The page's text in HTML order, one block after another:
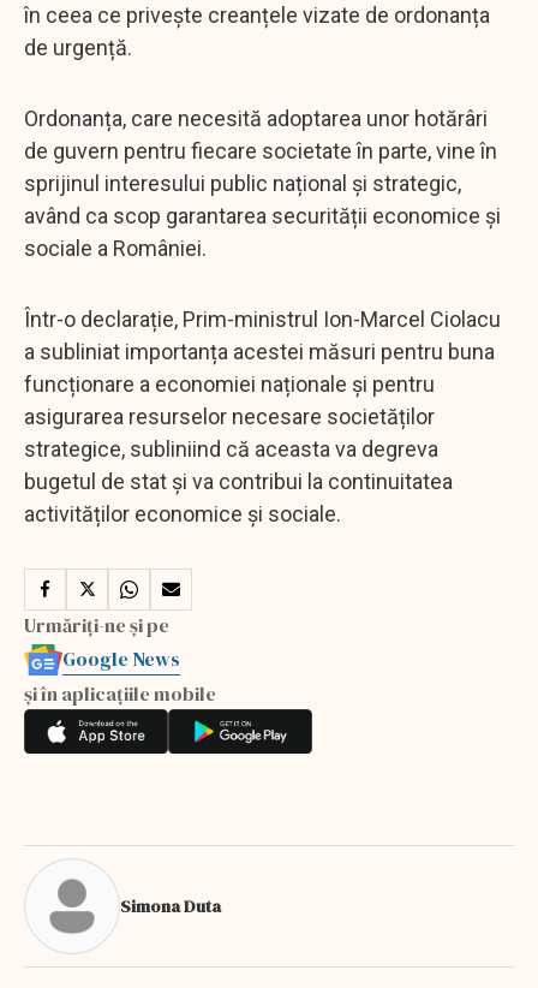
în ceea ce privește creanțele vizate de ordonanța
de urgență.
Ordonanța, care necesită adoptarea unor hotărâri
de guvern pentru fiecare societate în parte, vine în
sprijinul interesului public național și strategic,
având ca scop garantarea securității economice și
sociale a României.
Într-o declarație, Prim-ministrul Ion-Marcel Ciolacu
a subliniat importanța acestei măsuri pentru buna
funcționare a economiei naționale și pentru
asigurarea resurselor necesare societăților
strategice, subliniind că aceasta va degreva
bugetul de stat și va contribui la continuitatea
activităților economice și sociale.
Urmăriți-ne și pe
Google News
și în aplicațiile mobile
Simona Duta